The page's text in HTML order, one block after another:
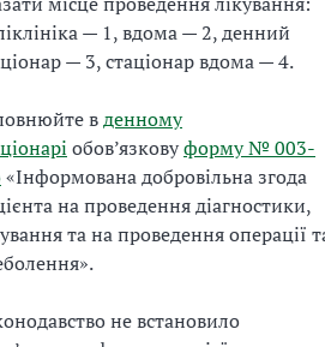
— 1, вдома — 2, денний
— 3, стаціонар вдома — 4.
вденному
обов’язковуформу № 003-
«Інформована добровільна згода
на проведення діагностики,
та на проведення операції
не встановило